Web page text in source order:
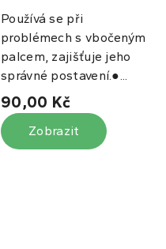
Používá se při
problémech s vbočeným
palcem, zajišťuje jeho
správné postavení.●...
90,00 Kč
Zobrazit